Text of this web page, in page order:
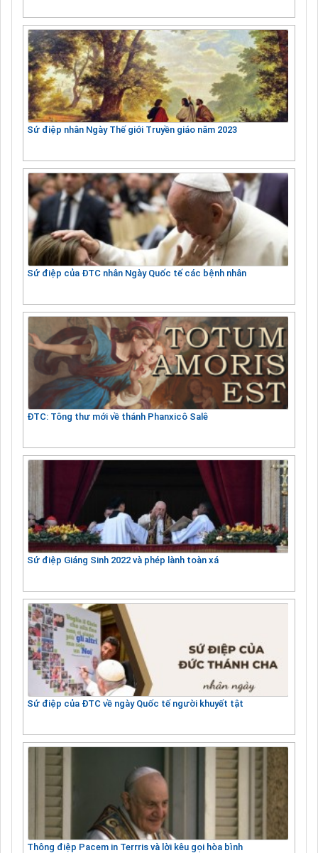
Sứ điệp nhân Ngày Thế giới Truyền giáo năm 2023
Sứ điệp của ĐTC nhân Ngày Quốc tế các bệnh nhân
ĐTC: Tông thư mới về thánh Phanxicô Salê
Sứ điệp Giáng Sinh 2022 và phép lành toàn xá
Sứ điệp của ĐTC về ngày Quốc tế người khuyết tật
Thông điệp Pacem in Terrris và lời kêu gọi hòa bình